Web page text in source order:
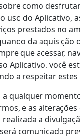
como
uso do Aplicativo,
prestados no
da aquisição
que acessar,
Aplicativo, você
a respeitar estes
a qualquer
e as
a
comunicado